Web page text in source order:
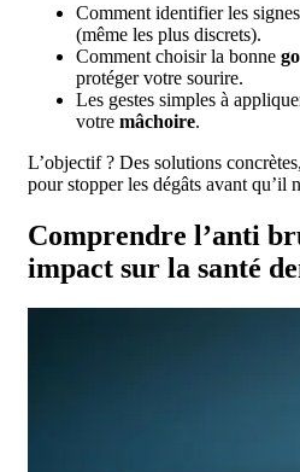
Comment identifier les
(même les plus discrets).
Comment choisir la bonne
protéger votre sourire.
Les gestes simples à
votre mâchoire.
L’objectif ? Des solutions
pour stopper les dégâts avant qu’il
Comprendre l’anti
impact sur la santé